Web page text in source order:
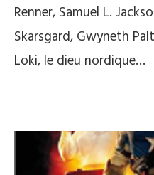
Renner, Samuel L.
Skarsgard, Gwyneth
Loki, le dieu nordique…